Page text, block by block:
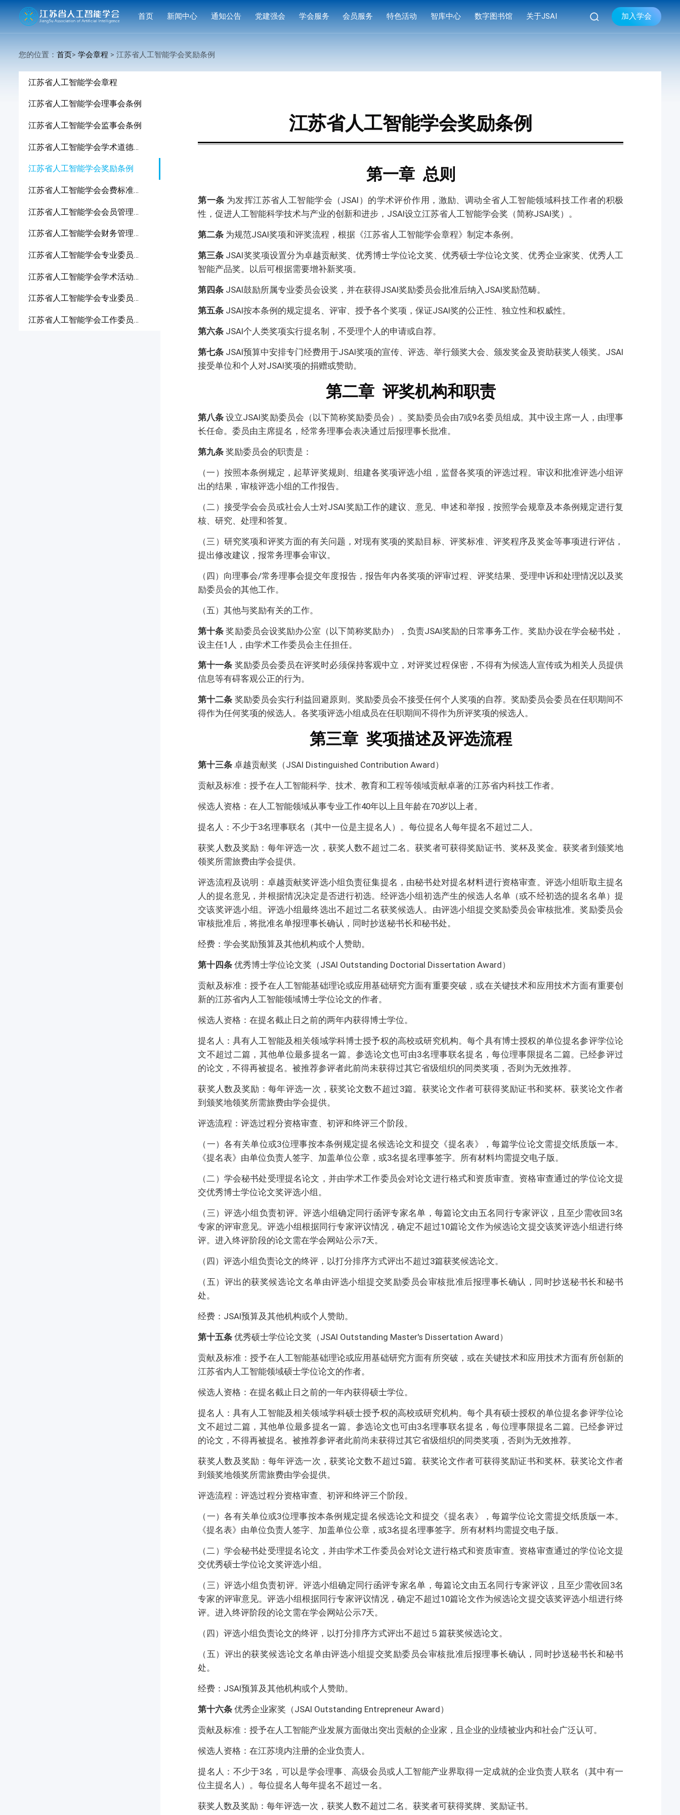
首页 新闻中心 通知公告 党建强会 学会服务
标准编制
供需对接
会员服务
会费标准
会员风采
特色活动 智库中心 数字图书馆 关于JSAI
学会章程
联系我们
 加入学会
您的位置：首页>学会章程 > 江苏省人工智能学会奖励条例
江苏省人工智能学会章程
江苏省人工智能学会理事会条例
江苏省人工智能学会监事会条例
江苏省人工智能学会学术道德规范
江苏省人工智能学会奖励条例
江苏省人工智能学会会费标准及管理办法
江苏省人工智能学会会员管理办法
江苏省人工智能学会财务管理办法
江苏省人工智能学会专业委员会条例
江苏省人工智能学会学术活动组织条例
江苏省人工智能学会专业委员会评估办法
江苏省人工智能学会工作委员会设置及工作职责
江苏省人工智能学会奖励条例
第一章 总则
第一条 为发挥江苏省人工智能学会（JSAI）的学术评价作用，激励、调动全省人工智能领域科技工作者的积极
性，促进人工智能科学技术与产业的创新和进步，JSAI设立江苏省人工智能学会奖（简称JSAI奖）。
第二条 为规范JSAI奖项和评奖流程，根据《江苏省人工智能学会章程》制定本条例。
第三条 JSAI奖奖项设置分为卓越贡献奖、优秀博士学位论文奖、优秀硕士学位论文奖、优秀企业家奖、优秀人工
智能产品奖。以后可根据需要增补新奖项。
第四条 JSAI鼓励所属专业委员会设奖，并在获得JSAI奖励委员会批准后纳入JSAI奖励范畴。
第五条 JSAI按本条例的规定提名、评审、授予各个奖项，保证JSAI奖的公正性、独立性和权威性。
第六条 JSAI个人类奖项实行提名制，不受理个人的申请或自荐。
第七条 JSAI预算中安排专门经费用于JSAI奖项的宣传、评选、举行颁奖大会、颁发奖金及资助获奖人领奖。JSAI
接受单位和个人对JSAI奖项的捐赠或赞助。
第二章 评奖机构和职责
第八条设立JSAI奖励委员会（以下简称奖励委员会）。奖励委员会由7或9名委员组成。其中设主席一人，由理事
长任命。委员由主席提名，经常务理事会表决通过后报理事长批准。
第九条奖励委员会的职责是：
（一）按照本条例规定，起草评奖规则、组建各奖项评选小组，监督各奖项的评选过程。审议和批准评选小组评
出的结果，审核评选小组的工作报告。
（二）接受学会会员或社会人士对JSAI奖励工作的建议、意见、申述和举报，按照学会规章及本条例规定进行复
核、研究、处理和答复。
（三）研究奖项和评奖方面的有关问题，对现有奖项的奖励目标、评奖标准、评奖程序及奖金等事项进行评估，
提出修改建议，报常务理事会审议。
（四）向理事会/常务理事会提交年度报告，报告年内各奖项的评审过程、评奖结果、受理申诉和处理情况以及奖
励委员会的其他工作。
（五）其他与奖励有关的工作。
第十条 奖励委员会设奖励办公室（以下简称奖励办），负责JSAI奖励的日常事务工作。奖励办设在学会秘书处，
设主任1人，由学术工作委员会主任担任。
第十一条 奖励委员会委员在评奖时必须保持客观中立，对评奖过程保密，不得有为候选人宣传或为相关人员提供
信息等有碍客观公正的行为。
第十二条 奖励委员会实行利益回避原则。奖励委员会不接受任何个人奖项的自荐。奖励委员会委员在任职期间不
得作为任何奖项的候选人。各奖项评选小组成员在任职期间不得作为所评奖项的候选人。
第三章 奖项描述及评选流程
第十三条 卓越贡献奖（JSAI Distinguished Contribution Award）
贡献及标准：授予在人工智能科学、技术、教育和工程等领域贡献卓著的江苏省内科技工作者。
候选人资格：在人工智能领域从事专业工作40年以上且年龄在70岁以上者。
提名人：不少于3名理事联名（其中一位是主提名人）。每位提名人每年提名不超过二人。
获奖人数及奖励：每年评选一次，获奖人数不超过二名。获奖者可获得奖励证书、奖杯及奖金。获奖者到颁奖地
领奖所需旅费由学会提供。
评选流程及说明：卓越贡献奖评选小组负责征集提名，由秘书处对提名材料进行资格审查。评选小组听取主提名
人的提名意见，并根据情况决定是否进行初选。经评选小组初选产生的候选人名单（或不经初选的提名名单）提
交该奖评选小组。评选小组最终选出不超过二名获奖候选人。由评选小组提交奖励委员会审核批准。奖励委员会
审核批准后，将批准名单报理事长确认，同时抄送秘书长和秘书处。
经费：学会奖励预算及其他机构或个人赞助。
第十四条 优秀博士学位论文奖（JSAI Outstanding Doctorial Dissertation Award）
贡献及标准：授予在人工智能基础理论或应用基础研究方面有重要突破，或在关键技术和应用技术方面有重要创
新的江苏省内人工智能领域博士学位论文的作者。
候选人资格：在提名截止日之前的两年内获得博士学位。
提名人：具有人工智能及相关领域学科博士授予权的高校或研究机构。每个具有博士授权的单位提名参评学位论
文不超过二篇，其他单位最多提名一篇。参选论文也可由3名理事联名提名，每位理事限提名二篇。已经参评过
的论文，不得再被提名。被推荐参评者此前尚未获得过其它省级组织的同类奖项，否则为无效推荐。
获奖人数及奖励：每年评选一次，获奖论文数不超过3篇。获奖论文作者可获得奖励证书和奖杯。获奖论文作者
到颁奖地领奖所需旅费由学会提供。
评选流程：评选过程分资格审查、初评和终评三个阶段。
（一）各有关单位或3位理事按本条例规定提名候选论文和提交《提名表》，每篇学位论文需提交纸质版一本。
《提名表》由单位负责人签字、加盖单位公章，或3名提名理事签字。所有材料均需提交电子版。
（二）学会秘书处受理提名论文，并由学术工作委员会对论文进行格式和资质审查。资格审查通过的学位论文提
交优秀博士学位论文奖评选小组。
（三）评选小组负责初评。评选小组确定同行函评专家名单，每篇论文由五名同行专家评议，且至少需收回3名
专家的评审意见。评选小组根据同行专家评议情况，确定不超过10篇论文作为候选论文提交该奖评选小组进行终
评。进入终评阶段的论文需在学会网站公示7天。
（四）评选小组负责论文的终评，以打分排序方式评出不超过3篇获奖候选论文。
（五）评出的获奖候选论文名单由评选小组提交奖励委员会审核批准后报理事长确认，同时抄送秘书长和秘书
处。
经费：JSAI预算及其他机构或个人赞助。
第十五条优秀硕士学位论文奖（JSAI Outstanding Master's Dissertation Award）
贡献及标准：授予在人工智能基础理论或应用基础研究方面有所突破，或在关键技术和应用技术方面有所创新的
江苏省内人工智能领域硕士学位论文的作者。
候选人资格：在提名截止日之前的一年内获得硕士学位。
提名人：具有人工智能及相关领域学科硕士授予权的高校或研究机构。每个具有硕士授权的单位提名参评学位论
文不超过二篇，其他单位最多提名一篇。参选论文也可由3名理事联名提名，每位理事限提名二篇。已经参评过
的论文，不得再被提名。被推荐参评者此前尚未获得过其它省级组织的同类奖项，否则为无效推荐。
获奖人数及奖励：每年评选一次，获奖论文数不超过5篇。获奖论文作者可获得奖励证书和奖杯。获奖论文作者
到颁奖地领奖所需旅费由学会提供。
评选流程：评选过程分资格审查、初评和终评三个阶段。
（一）各有关单位或3位理事按本条例规定提名候选论文和提交《提名表》，每篇学位论文需提交纸质版一本。
《提名表》由单位负责人签字、加盖单位公章，或3名提名理事签字。所有材料均需提交电子版。
（二）学会秘书处受理提名论文，并由学术工作委员会对论文进行格式和资质审查。资格审查通过的学位论文提
交优秀硕士学位论文奖评选小组。
（三）评选小组负责初评。评选小组确定同行函评专家名单，每篇论文由五名同行专家评议，且至少需收回3名
专家的评审意见。评选小组根据同行专家评议情况，确定不超过10篇论文作为候选论文提交该奖评选小组进行终
评。进入终评阶段的论文需在学会网站公示7天。
（四）评选小组负责论文的终评，以打分排序方式评出不超过５篇获奖候选论文。
（五）评出的获奖候选论文名单由评选小组提交奖励委员会审核批准后报理事长确认，同时抄送秘书长和秘书
处。
经费：JSAI预算及其他机构或个人赞助。
第十六条 优秀企业家奖（JSAI Outstanding Entrepreneur Award）
贡献及标准：授予在人工智能产业发展方面做出突出贡献的企业家，且企业的业绩被业内和社会广泛认可。
候选人资格：在江苏境内注册的企业负责人。
提名人：不少于3名，可以是学会理事、高级会员或人工智能产业界取得一定成就的企业负责人联名（其中有一
位主提名人）。每位提名人每年提名不超过一名。
获奖人数及奖励：每年评选一次，获奖人数不超过二名。获奖者可获得奖牌、奖励证书。